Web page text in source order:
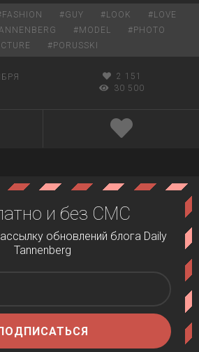
FASHION #GUY # LOOK # LOVE
# MODEL # PHOTO
# PORUSSKI
2 151
30 500
и без СМС
обновлений блога Daily
Tannenberg